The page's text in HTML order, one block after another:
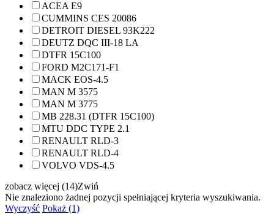
ACEA E9
CUMMINS CES 20086
DETROIT DIESEL 93K222
DEUTZ DQC III-18 LA
DTFR 15C100
FORD M2C171-F1
MACK EOS-4.5
MAN M 3575
MAN M 3775
MB 228.31 (DTFR 15C100)
MTU DDC TYPE 2.1
RENAULT RLD-3
RENAULT RLD-4
VOLVO VDS-4.5
zobacz więcej (14)Zwiń
Nie znaleziono żadnej pozycji spełniającej kryteria wyszukiwania.
Wyczyść Pokaż (1)